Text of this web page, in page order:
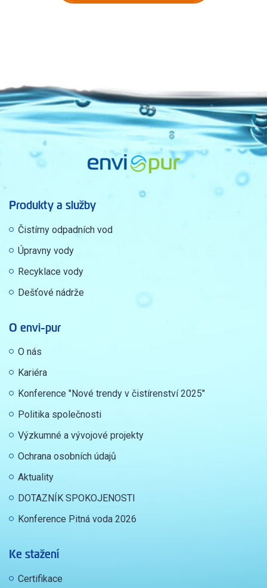
Produkty a služby
Čistírny odpadních vod
Úpravny vody
Recyklace vody
Dešťové nádrže
O envi-pur
O nás
Kariéra
Konference "Nové trendy v čistírenství 2025"
Politika společnosti
Výzkumné a vývojové projekty
Ochrana osobních údajů
Aktuality
DOTAZNÍK SPOKOJENOSTI
Konference Pitná voda 2026
Ke stažení
Certifikace